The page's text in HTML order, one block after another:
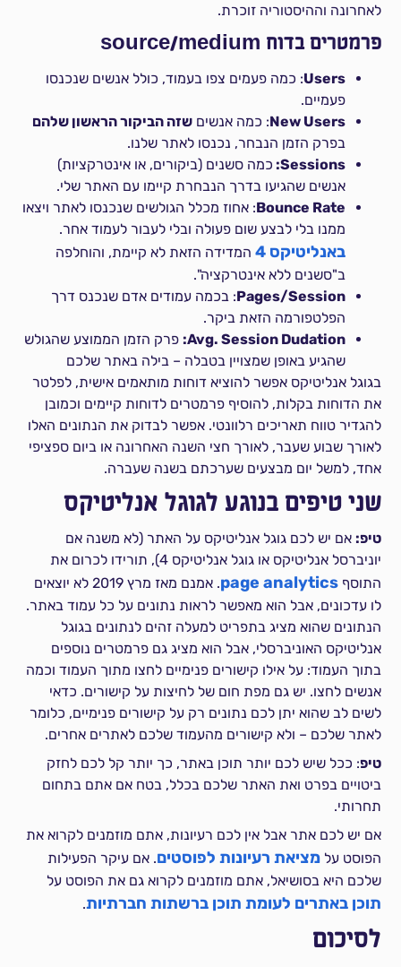
לאחרונה וההיסטוריה זוכרת.
פרמטרים בדוח source/medium
Users: כמה פעמים צפו בעמוד, כולל אנשים שנכנסו
פעמיים.
New Users: כמה אנשיםשזה הביקור הראשון שלהם
בפרק הזמן הנבחר, נכנסו לאתר שלנו.
Sessions: כמה סשנים (ביקורים, או אינטרקציות)
אנשים שהגיעו בדרך הנבחרת קיימו עם האתר שלי.
Bounce Rate: אחוז מכלל הגולשים שנכנסו לאתר ויצאו
ממנו בלי לבצע שום פעולה ובלי לעבור לעמוד אחר.
באנליטיקס 4
המדידה הזאת לא קיימת, והוחלפה
ב"סשנים ללא אינטרקציה".
Pages/Session: בכמה עמודים אדם שנכנס דרך
הפלטפורמה הזאת ביקר.
Avg. Session Dudation: פרק הזמן הממוצע שהגולש
שהגיע באופן שמצויין בטבלה – בילה באתר שלכם
בגוגל אנליטיקס אפשר להוציא דוחות מותאמים אישית, לפלטר
את הדוחות בקלות, להוסיף פרמטרים לדוחות קיימים וכמובן
להגדיר טווח תאריכים רלוונטי. אפשר לבדוק את הנתונים האלו
לאורך שבוע שעבר, לאורך חצי השנה האחרונה או ביום ספציפי
אחד, למשל יום מבצעים שערכתם בשנה שעברה.
שני טיפים בנוגע לגוגל אנליטיקס
טיפ: אם יש לכם גוגל אנליטיקס על האתר (לא משנה אם
יוניברסל אנליטיקס או גוגל אנליטיקס 4), תורידו לכרום את
התוסףpage analytics
. אמנם מאז מרץ 2019 לא יוצאים
לו עדכונים, אבל הוא מאפשר לראות נתונים על כל עמוד באתר.
הנתונים שהוא מציג בתפריט למעלה זהים לנתונים בגוגל
אנליטיקס האוניברסלי, אבל הוא מציג גם פרמטרים נוספים
בתוך העמוד: על אילו קישורים פנימיים לחצו מתוך העמוד וכמה
אנשים לחצו. יש גם מפת חום של לחיצות על קישורים. כדאי
לשים לב שהוא יתן לכם נתונים רק על קישורים פנימיים, כלומר
לאתר שלכם – ולא קישורים מהעמוד שלכם לאתרים אחרים.
טיפ: ככל שיש לכם יותר תוכן באתר, כך יותר קל לכם לחזק
ביטויים בפרט ואת האתר שלכם בכלל, בטח אם אתם בתחום
תחרותי.
אם יש לכם אתר אבל אין לכם רעיונות, אתם מוזמנים לקרוא את
הפוסט עלמציאת רעיונות לפוסטים. אם עיקר הפעילות
שלכם היא בסושיאל, אתם מוזמנים לקרוא גם את הפוסט על
תוכן באתרים לעומת תוכן ברשתות חברתיות.
לסיכום